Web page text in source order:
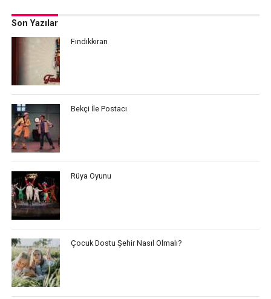
Son Yazılar
Fındıkkıran
Bekçi İle Postacı
Rüya Oyunu
Çocuk Dostu Şehir Nasıl Olmalı?